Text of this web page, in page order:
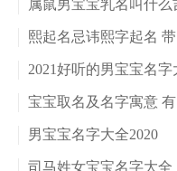
属鼠男宝宝乳名叫什么
熙起名忌讳熙字起名
2021好听的男宝宝名字
宝宝取名及名字寓意
男宝宝名字大全2020
司马姓女宝宝名字大全